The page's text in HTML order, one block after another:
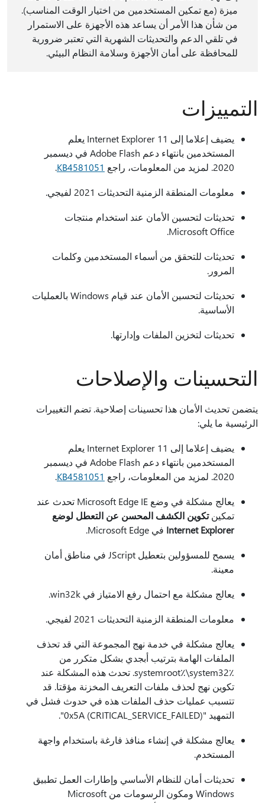
ميزة (مع تمكين المستخدمين من اختيار الوقت المناسب).
من شأن هذا الأمر أن يساعد هذه الأجهزة على الاستمرار
في تلقي الدعم والتحديثات الشهرية التي تعتبر ضرورية
للمحافظة على أمان الأجهزة وسلامة النظام البيئي.
التمييزات
يضيف إعلاما إلى Internet Explorer 11 يعلم
المستخدمين بانتهاء دعم Adobe Flash في ديسمبر
2020. لمزيد من المعلومات، راجع
KB4581051
.
معلومات المنطقة الزمنية التحديثات 2021 لفيجي.
تحديثات لتحسين الأمان عند استخدام منتجات
Microsoft Office.
تحديثات للتحقق من أسماء المستخدمين وكلمات
المرور.
تحديثات لتحسين الأمان عند قيام Windows بالعمليات
الأساسية.
تحديثات لتخزين الملفات وإدارتها.
التحسينات والإصلاحات
يتضمن تحديث الأمان هذا تحسينات إصلاحية. تضم التغييرات
الرئيسية ما يلي:
يضيف إعلاما إلى Internet Explorer 11 يعلم
المستخدمين بانتهاء دعم Adobe Flash في ديسمبر
2020. لمزيد من المعلومات، راجع
KB4581051
.
يعالج مشكلة في وضع Microsoft Edge IE تحدث عند
تمكينتكوين الكشف المحسن عن التعطل لوضع
Internet Explorer في Microsoft Edge.
يسمح للمسؤولين بتعطيل JScript في مناطق أمان
معينة.
يعالج مشكلة مع احتمال رفع الامتياز في win32k.
معلومات المنطقة الزمنية التحديثات 2021 لفيجي.
يعالج مشكلة في خدمة نهج المجموعة التي قد تحذف
الملفات الهامة بترتيب أبجدي بشكل متكرر من
٪systemroot٪\system32. تحدث هذه المشكلة عند
تكوين نهج لحذف ملفات التعريف المخزنة مؤقتا. قد
تتسبب عمليات حذف الملفات هذه في حدوث فشل في
التمهيد "0x5A (CRITICAL_SERVICE_FAILED)".
يعالج مشكلة في إنشاء منافذ فارغة باستخدام واجهة
المستخدم.
تحديثات أمان للنظام الأساسي وإطارات العمل تطبيق
Windows ومكون الرسومات من Microsoft